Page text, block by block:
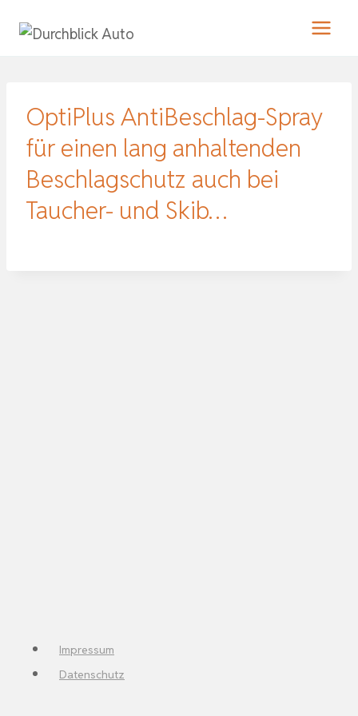
Inhalt
OptiPlus AntiBeschlag-Spray
für einen lang anhaltenden
Beschlagschutz auch bei
Taucher- und Skib…
Impressum
Datenschutz